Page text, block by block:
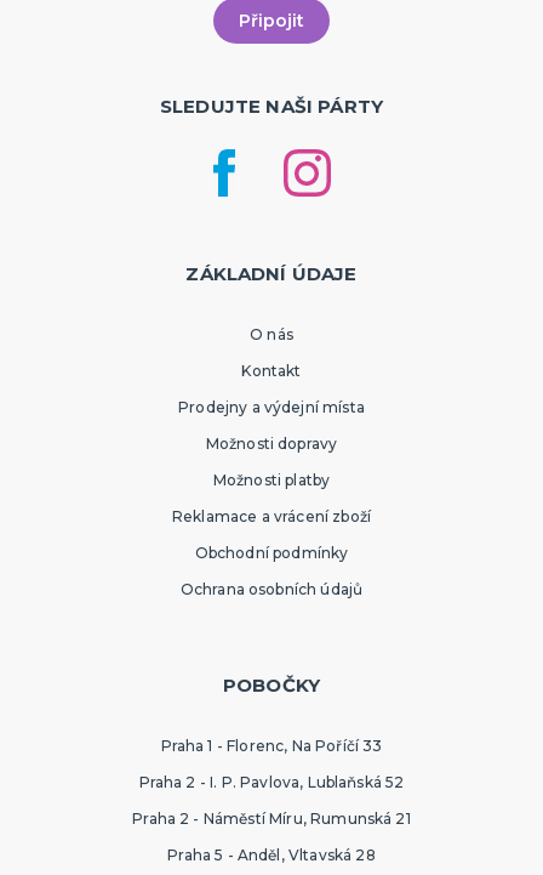
SLEDUJTE NAŠI PÁRTY
ZÁKLADNÍ ÚDAJE
O nás
Kontakt
Prodejny a výdejní místa
Možnosti dopravy
Možnosti platby
Reklamace a vrácení zboží
Obchodní podmínky
Ochrana osobních údajů
POBOČKY
Praha 1 - Florenc, Na Poříčí 33
Praha 2 - I. P. Pavlova, Lublaňská 52
Praha 2 - Náměstí Míru, Rumunská 21
Praha 5 - Anděl, Vltavská 28